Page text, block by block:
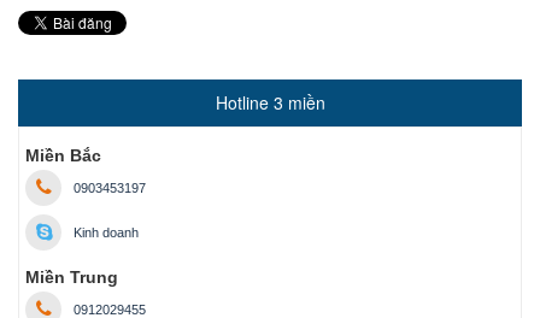
Hotline 3 miền
Miền Bắc
0903453197
Kinh doanh
Miền Trung
0912029455